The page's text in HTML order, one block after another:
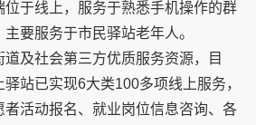
于线上，服务于熟悉手机操作的群
要服务于市民驿站老年人。
道及社会第三方优质服务资源，目
站已实现6大类100多项线上服务，
活动报名、就业岗位信息咨询、各